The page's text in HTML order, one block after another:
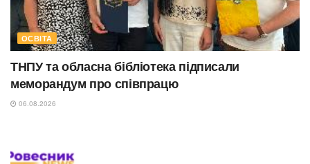
ОСВІТА
ТНПУ та обласна бібліотека підписали
меморандум про співпрацю
06.08.2026